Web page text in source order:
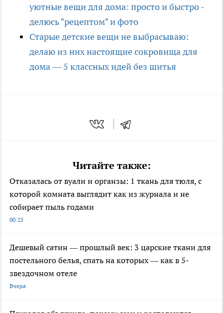
уютные вещи для дома: просто и быстро -
делюсь "рецептом" и фото
Старые детские вещи не выбрасываю:
делаю из них настоящие сокровища для
дома — 5 классных идей без шитья
Читайте также:
Отказалась от вуали и органзы: 1 ткань для тюля, с
которой комната выглядит как из журнала и не
собирает пыль годами
00:25
Дешевый сатин — прошлый век: 3 царские ткани для
постельного белья, спать на которых — как в 5-
звездочном отеле
Вчера